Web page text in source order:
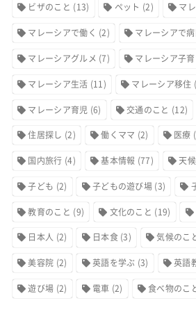
ビザのこと (13) ペット (2) マ
マレーシアで働く (2) マレーシアで
マレーシアグルメ (7) マレーシア子
マレーシア生活 (11) マレーシア移住
マレーシア育児 (6) 交通のこと (12)
住居探し (2) 働くママ (2) 医療
国内旅行 (4) 基本情報 (77) 天
子ども (2) 子どもの遊び場 (3)
教育のこと (9) 文化のこと (19)
日本人 (2) 日本食(3) 気候のこ
美容院 (2) 英語を学ぶ (3) 英語
遊び場 (2) 電車 (2) 食べ物のこ